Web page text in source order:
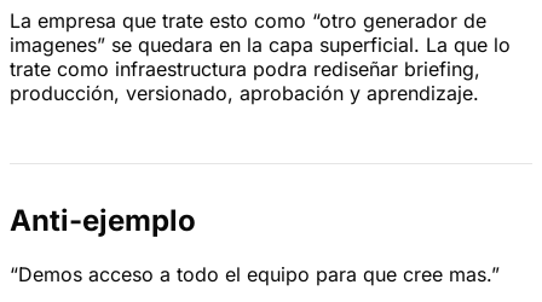
La empresa que trate esto como “otro generador de
imagenes” se quedara en la capa superficial. La que lo
trate como infraestructura podra rediseñar briefing,
producción, versionado, aprobación y aprendizaje.
Anti-ejemplo
“Demos acceso a todo el equipo para que cree mas.”